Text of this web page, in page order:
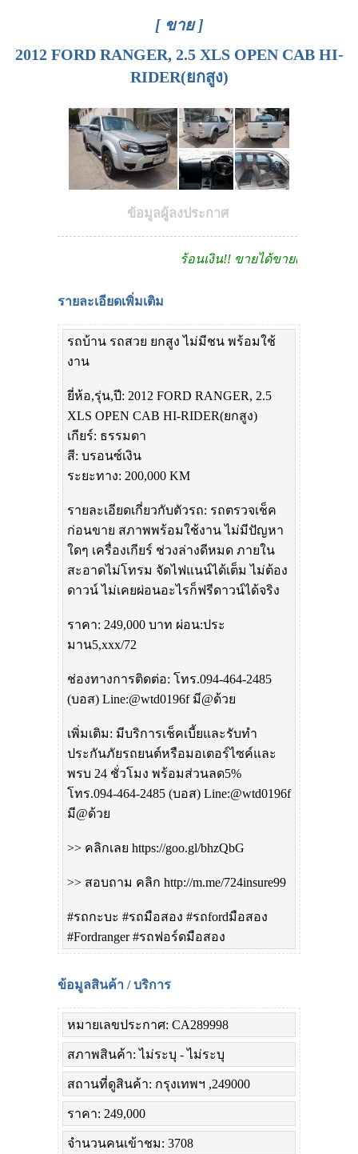
[ ขาย ]
2012 FORD RANGER, 2.5 XLS OPEN CAB HI-
RIDER(ยกสูง)
ข้อมูลผู้ลงประกาศ
ร้อนเงิน!! ขายได้ขายเลย
รายละเอียดเพิ่มเติม
รถบ้าน รถสวย ยกสูง ไม่มีชน พร้อมใช้
งาน
ยี่ห้อ,รุ่น,ปี: 2012 FORD RANGER, 2.5
XLS OPEN CAB HI-RIDER(ยกสูง)
เกียร์: ธรรมดา
สี: บรอนซ์เงิน
ระยะทาง: 200,000 KM
รายละเอียดเกี่ยวกับตัวรถ: รถตรวจเช็ค
ก่อนขาย สภาพพร้อมใช้งาน ไม่มีปัญหา
ใดๆ เครื่องเกียร์ ช่วงล่างดีหมด ภายใน
สะอาดไม่โทรม จัดไฟแนน์ได้เต็ม ไม่ต้อง
ดาวน์ ไม่เคยผ่อนอะไรก็ฟรีดาวน์ได้จริง
ราคา: 249,000 บาท ผ่อน:ประ
มาน5,xxx/72
ช่องทางการติดต่อ: โทร.094-464-2485
(บอส) Line:@wtd0196f มี@ด้วย
เพิ่มเติม: มีบริการเช็คเบี้ยและรับทำ
ประกันภัยรถยนต์หรือมอเตอร์ไซค์และ
พรบ 24 ชั่วโมง พร้อมส่วนลด5%
โทร.094-464-2485 (บอส) Line:@wtd0196f
มี@ด้วย
>> คลิกเลย https://goo.gl/bhzQbG
>> สอบถาม คลิก http://m.me/724insure99
#รถกะบะ #รถมือสอง #รถfordมือสอง
#Fordranger #รถฟอร์ดมือสอง
ข้อมูลสินค้า / บริการ
หมายเลขประกาศ: CA289998
สภาพสินค้า: ไม่ระบุ - ไม่ระบุ
สถานที่ดูสินค้า: กรุงเทพฯ ,249000
ราคา: 249,000
จำนวนคนเข้าชม: 3708